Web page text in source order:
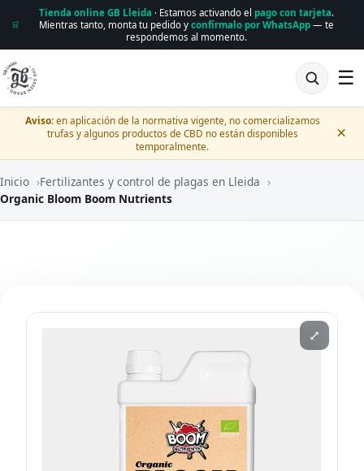
🛒
Tienda online GB Lleida · Estamos activando el pago con tarjeta.
Mientras tanto, monta tu pedido y confírmalo por WhatsApp— te
respondemos al momento.
☰
Aviso:en aplicación de la normativa vigente, no comercializamos
trufas y algunos productos de CBD no están disponibles
temporalmente.
×
Inicio ›Fertilizantes y control de plagas en Lleida ›
Organic Bloom Boom Nutrients
⤢